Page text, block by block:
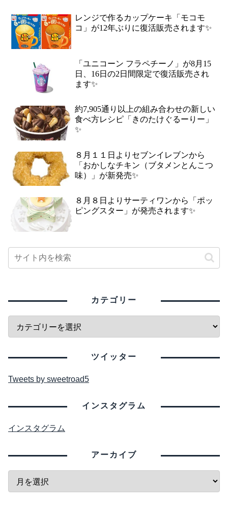
レンジで作るカップケーキ「モコモ
コ」が12年ぶりに復活販売されます✨
「ユニコーン フラペチーノ」が8月15
日、16日の2日間限定で復活販売され
ます✨
約7,905通り以上の組み合わせの新しい
食べ方レシピ「きのたけぐるーりー」
✨
８月１１日よりセブンイレブンから
「おかしなチキン（ブタメンとんこつ
味）」が新発売✨
８月８日よりサーティワンから「ポッ
ピングスター」が発売されます✨
カテゴリー
ツイッター
Tweets by sweetroad5
インスタグラム
インスタグラム
アーカイブ